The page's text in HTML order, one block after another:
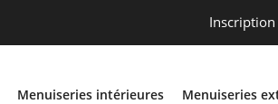
Menuiseries intérieures Menuiseries